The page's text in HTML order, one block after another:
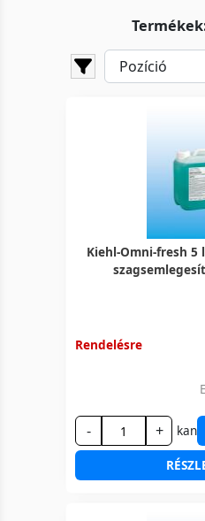
Kiehl-Omni-fresh
Rendelésre
- + kan